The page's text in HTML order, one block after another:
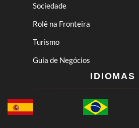
Sociedade
Rolê na Fronteira
Turismo
Guia de Negócios
IDIOMAS